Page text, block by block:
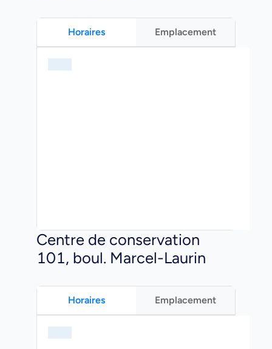
Horaires Emplacement
Centre de conservation
101, boul. Marcel-Laurin
Horaires Emplacement